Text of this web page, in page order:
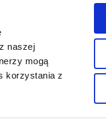
naszej
mogą
korzystania z
się